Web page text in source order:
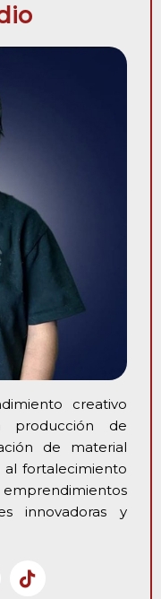
creativo
producción de
de material
al fortalecimiento
innovadoras y